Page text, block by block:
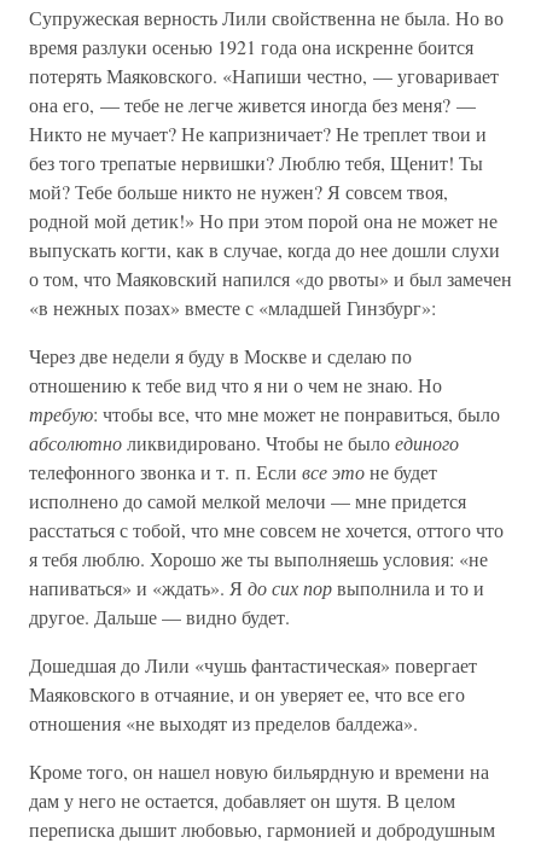
Супружеская верность Лили свойственна не была. Но во
время разлуки осенью 1921 года она искренне боится
потерять Маяковского. «Напиши честно, — уговаривает
она его, — тебе не легче живется иногда без меня? —
Никто не мучает? Не капризничает? Не треплет твои и
без того трепатые нервишки? Люблю тебя, Щенит! Ты
мой? Тебе больше никто не нужен? Я совсем твоя,
родной мой детик!» Но при этом порой она не может не
выпускать когти, как в случае, когда до нее дошли слухи
о том, что Маяковский напился «до рвоты» и был замечен
«в нежных позах» вместе с «младшей Гинзбург»:
Через две недели я буду в Москве и сделаю по
отношению к тебе вид что я ни о чем не знаю. Но
требую: чтобы все, что мне может не понравиться, было
абсолютноликвидировано. Чтобы не былоединого
телефонного звонка и т. п. Если все этоне будет
исполнено до самой мелкой мелочи — мне придется
расстаться с тобой, что мне совсем не хочется, оттого что
я тебя люблю. Хорошо же ты выполняешь условия: «не
напиваться» и «ждать». Я до сих порвыполнила и то и
другое. Дальше — видно будет.
Дошедшая до Лили «чушь фантастическая» повергает
Маяковского в отчаяние, и он уверяет ее, что все его
отношения «не выходят из пределов балдежа».
Кроме того, он нашел новую бильярдную и времени на
дам у него не остается, добавляет он шутя. В целом
переписка дышит любовью, гармонией и добродушным